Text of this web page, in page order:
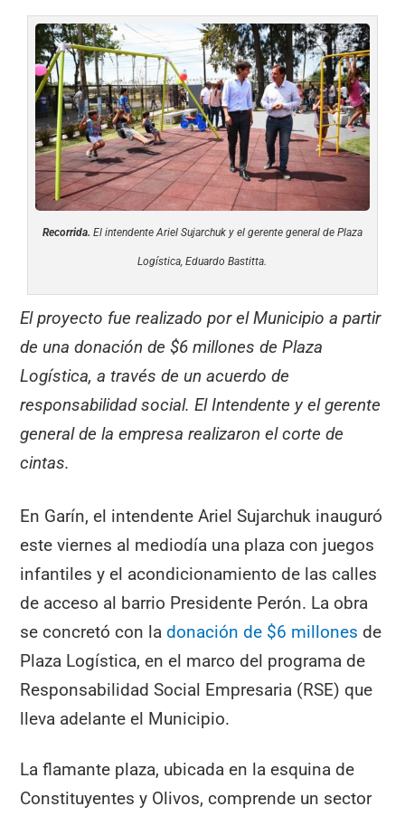
Recorrida. El intendente Ariel Sujarchuk y el gerente general de Plaza
Logística, Eduardo Bastitta.
El proyecto fue realizado por el Municipio a partir
de una donación de $6 millones de Plaza
Logística, a través de un acuerdo de
responsabilidad social. El Intendente y el gerente
general de la empresa realizaron el corte de
cintas.
En Garín, el intendente Ariel Sujarchuk inauguró
este viernes al mediodía una plaza con juegos
infantiles y el acondicionamiento de las calles
de acceso al barrio Presidente Perón. La obra
se concretó con ladonación de $6 millones de
Plaza Logística, en el marco del programa de
Responsabilidad Social Empresaria (RSE) que
lleva adelante el Municipio.
La flamante plaza, ubicada en la esquina de
Constituyentes y Olivos, comprende un sector